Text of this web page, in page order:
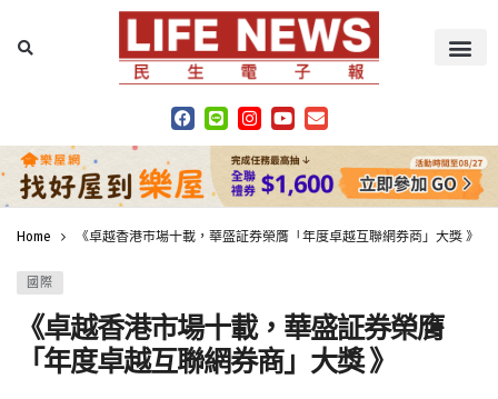
Home 《卓越香港市場十載，華盛証券榮膺「年度卓越互聯網券商」大獎 》
國際
《卓越香港市場十載，華盛証券榮膺
「年度卓越互聯網券商」大獎 》